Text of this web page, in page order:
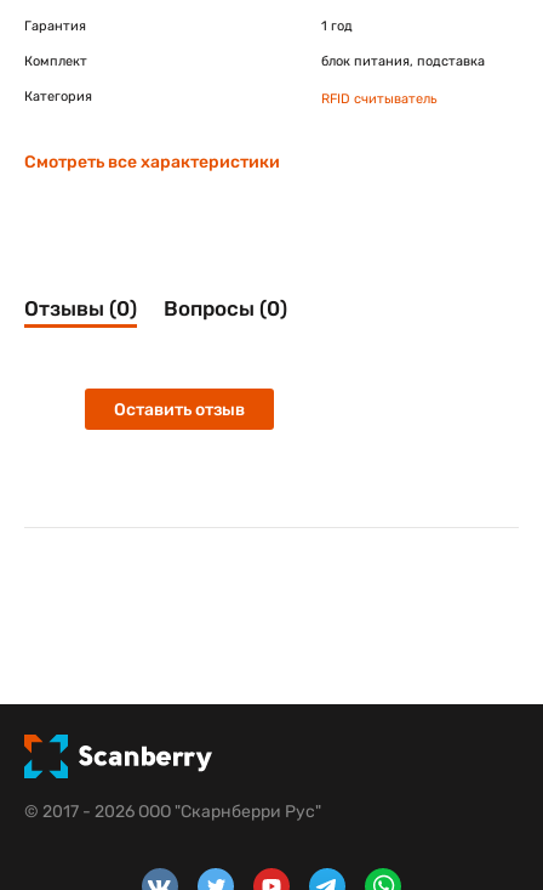
Гарантия 1 год
Комплект блок питания, подставка
Категория RFID считыватель
Смотреть все характеристики
Отзывы (0) Вопросы (0)
Оставить отзыв
© 2017 - 2026 ООО "Скарнберри Рус"